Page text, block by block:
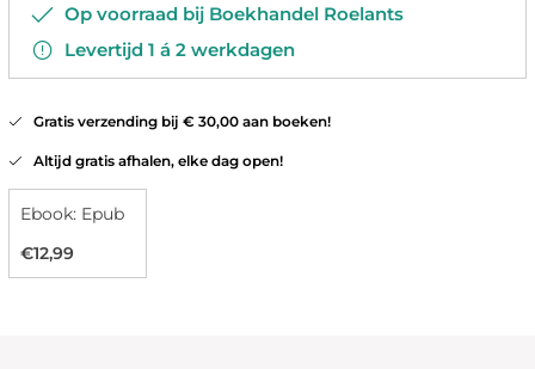
Op voorraad bij Boekhandel Roelants
Levertijd 1 á 2 werkdagen
Gratis verzending bij € 30,00 aan boeken!
Altijd gratis afhalen, elke dag open!
Ebook: Epub
€12,99